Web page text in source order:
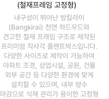
(철재프레임 고정형)
내구성이 뛰어난 방킬라이
(Bangkirai) 천연 하드우드와
견고한 철재 프레임 구조로 제작된
프리미엄 직사각 플랜트박스입니다.
다양한 사이즈로 제작이 가능하여
아파트 조경, 상업시설, 공원, 건물
외부 공간 등 다양한 환경에 맞게
설치할 수 있으며, 내부 방수
마감으로 식재 관리가 용이한 고정형